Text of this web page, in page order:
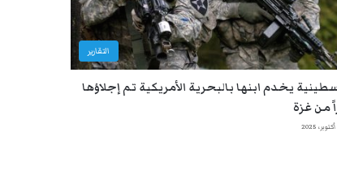
التقارير
يخدم ابنها بالبحرية الأمريكية تم إجلاؤها
من غزة